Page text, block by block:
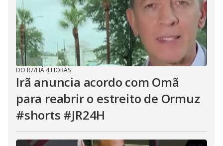
DO R7/HÁ 4 HORAS
Irã anuncia acordo com Omã
para reabrir o estreito de Ormuz
#shorts #JR24H